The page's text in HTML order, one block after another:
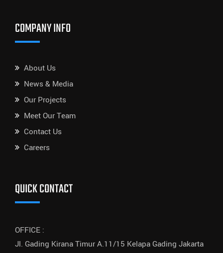
COMPANY INFO
About Us
News & Media
Our Projects
Meet Our Team
Contact Us
Careers
QUICK CONTACT
OFFICE :
Jl. Gading Kirana Timur A.11/15 Kelapa Gading Jakarta